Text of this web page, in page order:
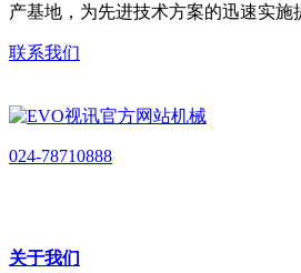
产基地，为先进技术方案的迅速实施
联系我们
024-78710888
关于我们